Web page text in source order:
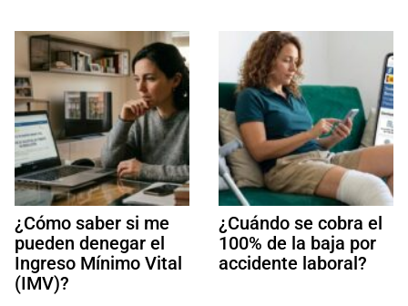
¿Cómo saber si me
pueden denegar el
Ingreso Mínimo Vital
(IMV)?
¿Cuándo se cobra el
100% de la baja por
accidente laboral?